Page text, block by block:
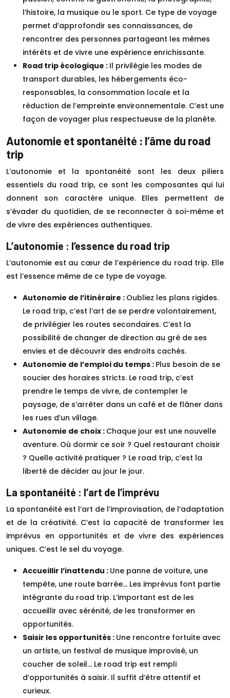
l’histoire, la musique ou le sport. Ce type de voyage
permet d’approfondir ses connaissances, de
rencontrer des personnes partageant les mêmes
intérêts et de vivre une expérience enrichissante.
Road trip écologique : Il privilégie les modes de
transport durables, les hébergements éco-
responsables, la consommation locale et la
réduction de l’empreinte environnementale. C’est une
façon de voyager plus respectueuse de la planète.
Autonomie et spontanéité : l’âme du road
trip
L’autonomie et la spontanéité sont les deux piliers
essentiels du road trip, ce sont les composantes qui lui
donnent son caractère unique. Elles permettent de
s’évader du quotidien, de se reconnecter à soi-même et
de vivre des expériences authentiques.
L’autonomie : l’essence du road trip
L’autonomie est au cœur de l’expérience du road trip. Elle
est l’essence même de ce type de voyage.
Autonomie de l’itinéraire : Oubliez les plans rigides.
Le road trip, c’est l’art de se perdre volontairement,
de privilégier les routes secondaires. C’est la
possibilité de changer de direction au gré de ses
envies et de découvrir des endroits cachés.
Autonomie de l’emploi du temps : Plus besoin de se
soucier des horaires stricts. Le road trip, c’est
prendre le temps de vivre, de contempler le
paysage, de s’arrêter dans un café et de flâner dans
les rues d’un village.
Autonomie de choix : Chaque jour est une nouvelle
aventure. Où dormir ce soir ? Quel restaurant choisir
? Quelle activité pratiquer ? Le road trip, c’est la
liberté de décider au jour le jour.
La spontanéité : l’art de l’imprévu
La spontanéité est l’art de l’improvisation, de l’adaptation
et de la créativité. C’est la capacité de transformer les
imprévus en opportunités et de vivre des expériences
uniques. C’est le sel du voyage.
Accueillir l’inattendu : Une panne de voiture, une
tempête, une route barrée… Les imprévus font partie
intégrante du road trip. L’important est de les
accueillir avec sérénité, de les transformer en
opportunités.
Saisir les opportunités : Une rencontre fortuite avec
un artiste, un festival de musique improvisé, un
coucher de soleil… Le road trip est rempli
d’opportunités à saisir. Il suffit d’être attentif et
curieux.